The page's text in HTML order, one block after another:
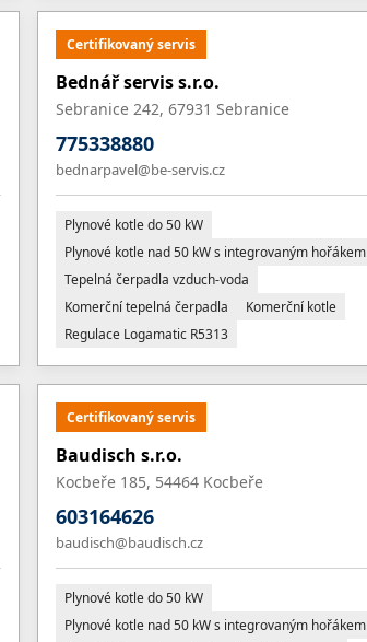
Certifikovaný servis
Bednář servis s.r.o.
Sebranice 242, 67931 Sebranice
775338880
bednarpavel@be-servis.cz
Plynové kotle do 50 kW
Plynové kotle nad 50 kW s integrovaným hořákem
Tepelná čerpadla vzduch-voda
Komerční tepelná čerpadla
Komerční kotle
Regulace Logamatic R5313
Certifikovaný servis
Baudisch s.r.o.
Kocbeře 185, 54464 Kocbeře
603164626
baudisch@baudisch.cz
Plynové kotle do 50 kW
Plynové kotle nad 50 kW s integrovaným hořákem